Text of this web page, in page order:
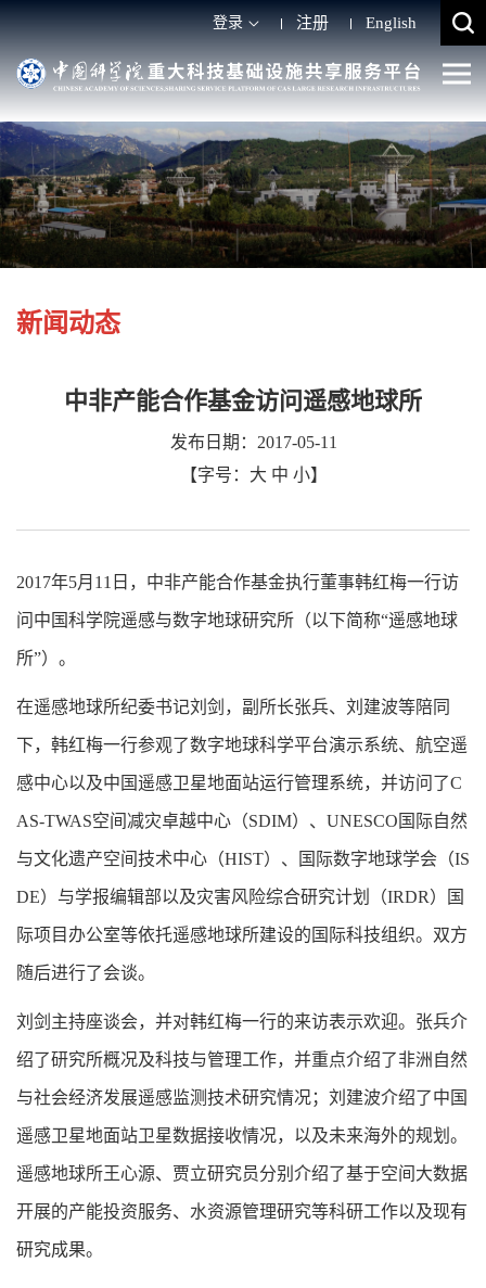
登录 注册 English
新闻动态
中非产能合作基金访问遥感地球所
发布日期：2017-05-11
【字号： 大 中 小】
2017年5月 11 日，中非产能合作基金执行董事韩红梅一行访
问中国科学院遥感与数字地球研究所（以下简称“遥感地球
所”）。
在遥感地球所纪委书记刘剑，副所长张兵、刘建波等陪同
下，韩红梅一行参观了数字地球科学平台演示系统、航空遥
感中心以及中国遥感卫星地面站运行管理系统，并访问了C
AS-TWAS空间减灾卓越中心（SDIM）、 UNESCO 国际自然
与文化遗产空间技术中心（HIST）、国际数字地球学会（IS
DE）与学报编辑部以及灾害风险综合研究计划（IRDR）国
际项目办公室等依托遥感地球所建设的国际科技组织。双方
随后进行了会谈。
刘剑主持座谈会，并对韩红梅一行的来访表示欢迎。张兵介
绍了研究所概况及科技与管理工作，并重点介绍了非洲自然
与社会经济发展遥感监测技术研究情况；刘建波介绍了中国
遥感卫星地面站卫星数据接收情况，以及未来海外的规划。
遥感地球所王心源、贾立研究员分别介绍了基于空间大数据
开展的产能投资服务、水资源管理研究等科研工作以及现有
研究成果。